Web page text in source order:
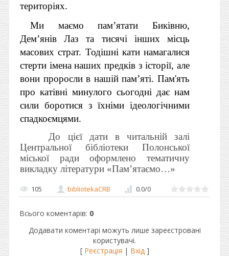
територіях.
Ми маємо пам’ятати Биківню,
Дем’янів Лаз та тисячі інших місць
масових страт. Тодішні кати намагалися
стерти імена наших предків з історії, але
вони проросли в нашій пам’яті. Пам'ять
про катівні минулого сьогодні дає нам
сили боротися з їхніми ідеологічними
спадкоємцями.
До цієї дати в читальній залі
Центральної бібліотеки Полонської
міської ради оформлено тематичну
викладку літератури «Пам’ятаємо…»
105 bibliotekaCRB 0.0/0
Всього коментарів: 0
Додавати коментарі можуть лише зареєстровані
користувачі.
[ Реєстрація | Вхід]